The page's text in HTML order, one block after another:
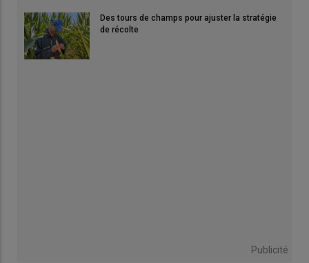
Des tours de champs pour ajuster la stratégie
de récolte
Publicité